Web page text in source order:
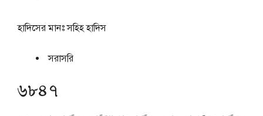
হাদিসের মানঃসহিহ হাদিস
সরাসরি
৬৮৪৭